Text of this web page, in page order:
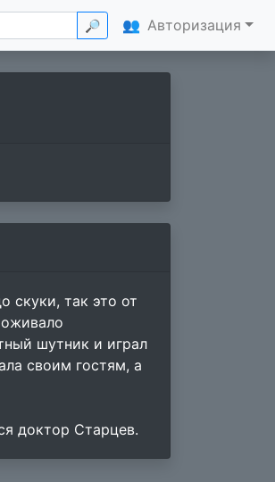
🔎 👥 Авторизация
скуки, так это от
шутник и играл
своим гостям, а
доктор Старцев.